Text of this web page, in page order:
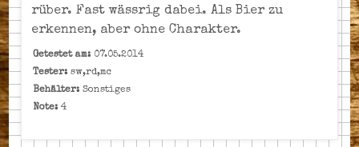
rüber. Fast wässrig dabei. Als Bier zu
erkennen, aber ohne Charakter.
Getestet am: 07.05.2014
Tester: sw,rd,mc
Behälter: Sonstiges
Note: 4